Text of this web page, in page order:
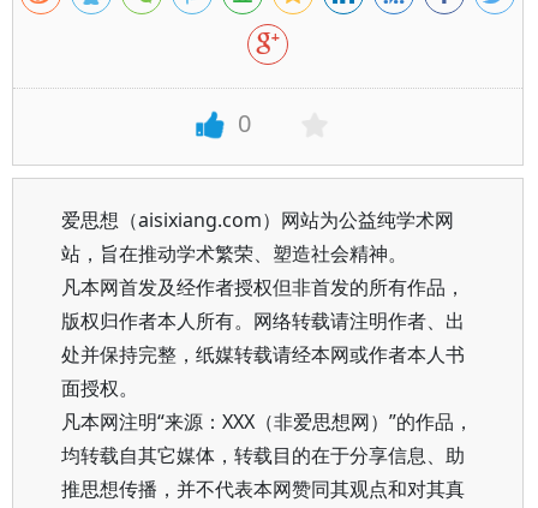
0
爱思想（aisixiang.com）网站为公益纯学术网
站，旨在推动学术繁荣、塑造社会精神。
凡本网首发及经作者授权但非首发的所有作品，
版权归作者本人所有。网络转载请注明作者、出
处并保持完整，纸媒转载请经本网或作者本人书
面授权。
凡本网注明“来源：XXX（非爱思想网）”的作品，
均转载自其它媒体，转载目的在于分享信息、助
推思想传播，并不代表本网赞同其观点和对其真